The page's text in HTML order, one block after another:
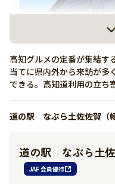
詳しく見る
駐車場･屋外トイレ
高知グルメの定番が集結す
当てに県内外から来訪が多
できる。高知道利用の立ち
道の駅 なぶら土佐佐賀（
道の駅 なぶら土
JAF 会員優待